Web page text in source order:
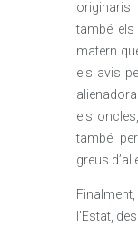
també
matern
els avis
alienadora
els
també
greus
l’Estat,